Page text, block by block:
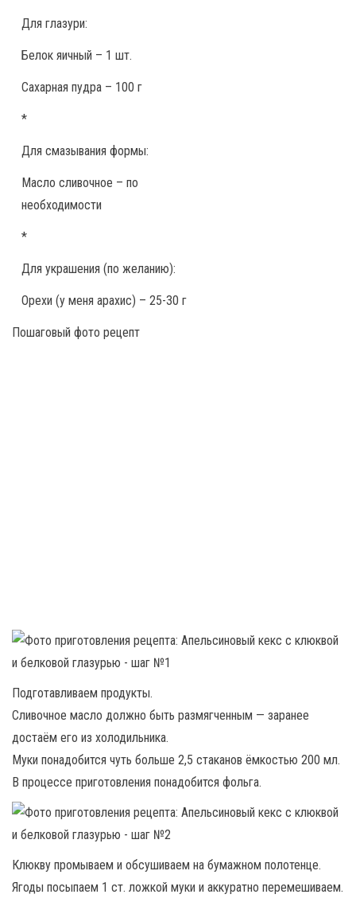
Для глазури:
Белок яичный – 1 шт.
Сахарная пудра – 100 г
*
Для смазывания формы:
Масло сливочное – по
необходимости
*
Для украшения (по желанию):
Орехи (у меня арахис) – 25-30 г
Пошаговый фото рецепт
Подготавливаем продукты.
Сливочное масло должно быть размягченным — заранее
достаём его из холодильника.
Муки понадобится чуть больше 2,5 стаканов ёмкостью 200 мл.
В процессе приготовления понадобится фольга.
Клюкву промываем и обсушиваем на бумажном полотенце.
Ягоды посыпаем 1 ст. ложкой муки и аккуратно перемешиваем.